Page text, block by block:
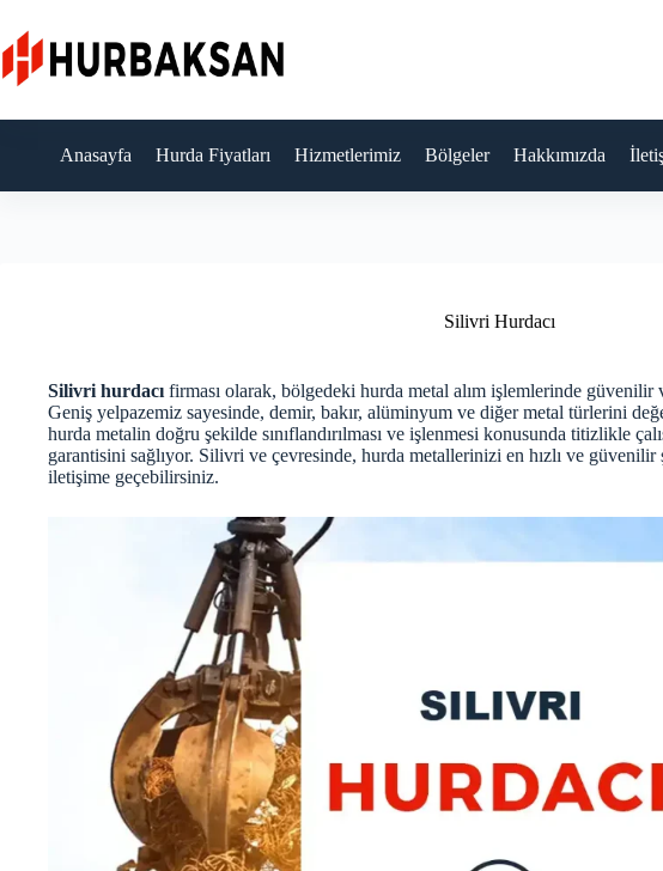
content
Anasayfa Hurda Fiyatları Hizmetlerimiz Bölgeler Hakkımızda
Silivri Hurdacı
Silivri hurdacı firması olarak, bölgedeki hurda metal alım işlemlerinde
Geniş yelpazemiz sayesinde, demir, bakır, alüminyum ve diğer metal türlerini
hurda metalin doğru şekilde sınıflandırılması ve işlenmesi konusunda titizlikle
garantisini sağlıyor. Silivri ve çevresinde, hurda metallerinizi en hızlı ve
iletişime geçebilirsiniz.